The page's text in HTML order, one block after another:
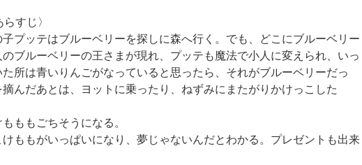
らすじ〉
プッテはブルーベリーを探しに森へ行く。でも、どこにブルーベリー
ブルーベリーの王さまが現れ、プッテも魔法で小人に変えられ、いっ
所は青いりんごがなっていると思ったら、それがブルーベリーだっ
んだあとは、ヨットに乗ったり、ねずみにまたがりかけっこした
ももごちそうになる。
ももがいっぱいになり、夢じゃないんだとわかる。プレゼントも出来